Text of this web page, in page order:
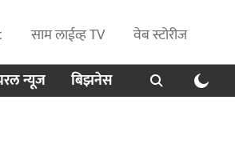
साम लाईव्ह TV
वेब स्टोरीज
न्यूज बिझनेस